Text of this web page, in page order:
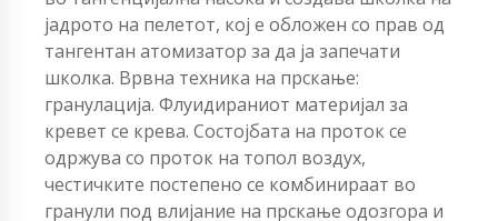
јадрото на пелетот, кој е обложен со прав од
тангентан атомизатор за да ја запечати
школка. Врвна техника на прскање:
гранулација. Флуидираниот материјал за
кревет се крева. Состојбата на проток се
одржува со проток на топол воздух,
честичките постепено се комбинираат во
гранули под влијание на прскање одозгора и